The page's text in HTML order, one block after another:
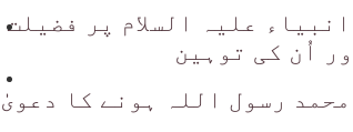
انبیاء علیہ السلام پر فضیلت
اُن کی توہین
محمد رسول اللہ ہونے کا دعویٰٰ